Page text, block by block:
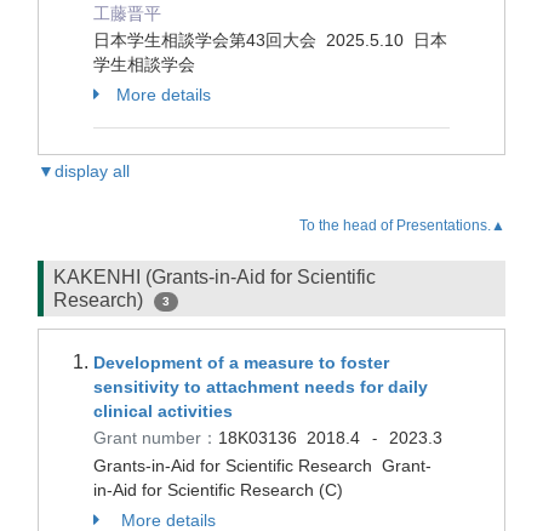
工藤晋平
日本学生相談学会第43回大会 2025.5.10 日本
学生相談学会
More details
▼display all
To the head of Presentations.▲
KAKENHI (Grants-in-Aid for Scientific
Research)
3
Development of a measure to foster
sensitivity to attachment needs for daily
clinical activities
Grant number： 18K03136 2018.4 -
2023.3
Grants-in-Aid for Scientific Research Grant-
in-Aid for Scientific Research (C)
More details